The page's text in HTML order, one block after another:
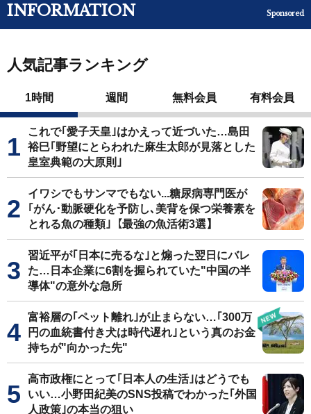
INFORMATION Sponsored
人気記事ランキング
1時間 週間 無料会員 有料会員
これで｢愛子天皇｣はかえって近づいた…島田
裕巳｢野望にとらわれた麻生太郎が見落とした
皇室典範の大原則｣
イワシでもサンマでもない...糖尿病専門医が
｢がん･動脈硬化を予防し､美背を保つ栄養素を
とれる魚の種類｣【最強の魚活術3選】
習近平が｢日本に売るな｣と煽った翌日にバレ
た…日本企業に6割を握られていた"中国の半
導体"の意外な急所
富裕層の｢ペット離れ｣が止まらない…｢300万
円の血統書付き犬は時代遅れ｣という真のお金
持ちが"向かった先"
高市政権にとって｢日本人の生活｣はどうでも
いい…小野田紀美のSNS投稿でわかった｢外国
人政策｣の本当の狙い